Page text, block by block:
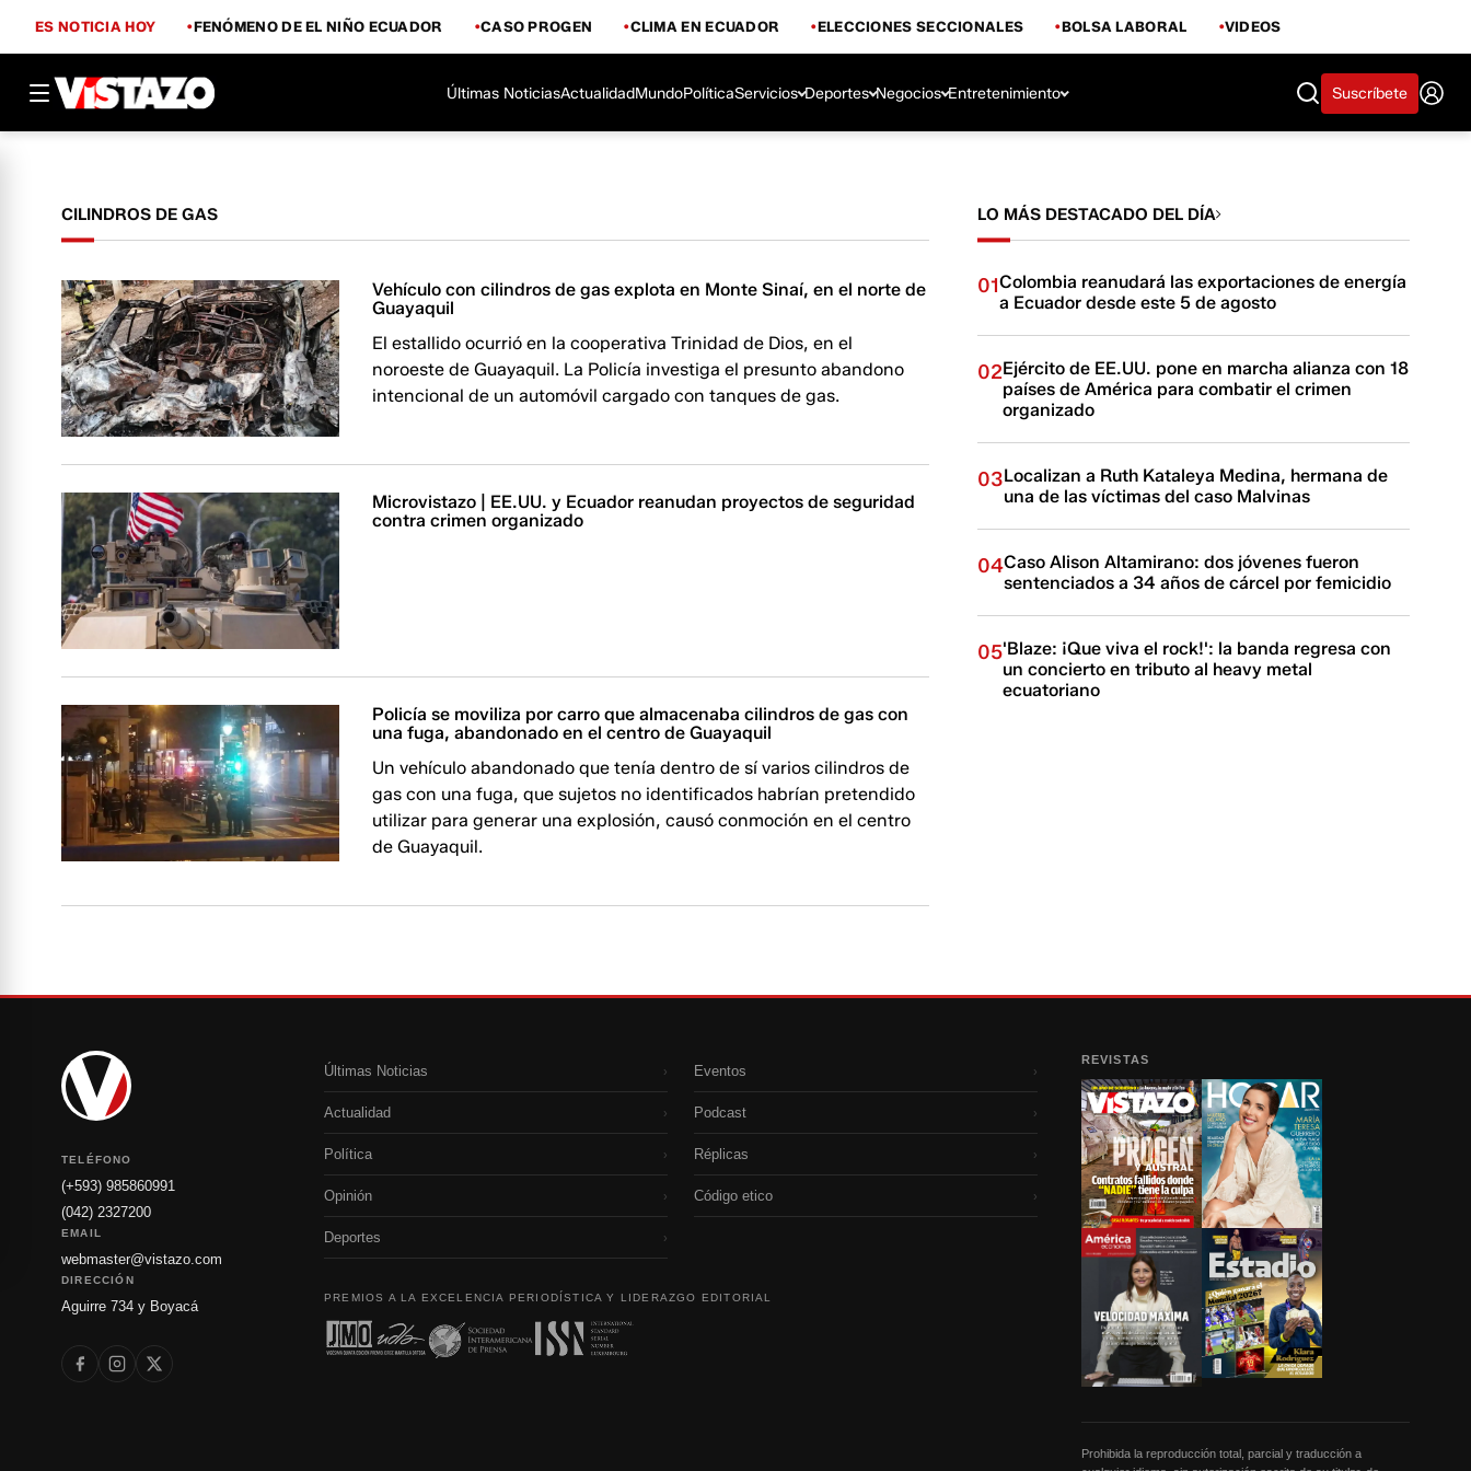
ES NOTICIA HOY FENÓMENO DE EL NIÑO ECUADOR CASO PROGEN CLIMA EN ECUADOR ELECCIONES SECCIONALES BOLSA LABORAL VIDEOS
Últimas NoticiasActualidadMundoPolíticaServicios Deportes Negocios Entretenimiento Suscríbete
CILINDROS DE GAS
Vehículo con cilindros de gas explota en Monte Sinaí, en el norte de
Guayaquil
El estallido ocurrió en la cooperativa Trinidad de Dios, en el
noroeste de Guayaquil. La Policía investiga el presunto abandono
intencional de un automóvil cargado con tanques de gas.
Microvistazo | EE.UU. y Ecuador reanudan proyectos de seguridad
contra crimen organizado
Policía se moviliza por carro que almacenaba cilindros de gas con
una fuga, abandonado en el centro de Guayaquil
Un vehículo abandonado que tenía dentro de sí varios cilindros de
gas con una fuga, que sujetos no identificados habrían pretendido
utilizar para generar una explosión, causó conmoción en el centro
de Guayaquil.
LO MÁS DESTACADO DEL DÍA
01Colombia reanudará las exportaciones de energía
a Ecuador desde este 5 de agosto
02Ejército de EE.UU. pone en marcha alianza con 18
países de América para combatir el crimen
organizado
03Localizan a Ruth Kataleya Medina, hermana de
una de las víctimas del caso Malvinas
04Caso Alison Altamirano: dos jóvenes fueron
sentenciados a 34 años de cárcel por femicidio
05'Blaze: ¡Que viva el rock!': la banda regresa con
un concierto en tributo al heavy metal
ecuatoriano
TELÉFONO
(+593) 985860991
(042) 2327200
EMAIL
webmaster@vistazo.com
DIRECCIÓN
Aguirre 734 y Boyacá
Últimas Noticias ›
Actualidad ›
Política ›
Opinión ›
Deportes ›
Eventos ›
Podcast ›
Réplicas ›
Código etico ›
PREMIOS A LA EXCELENCIA PERIODÍSTICA Y LIDERAZGO EDITORIAL
REVISTAS
Prohibida la reproducción total, parcial y traducción a